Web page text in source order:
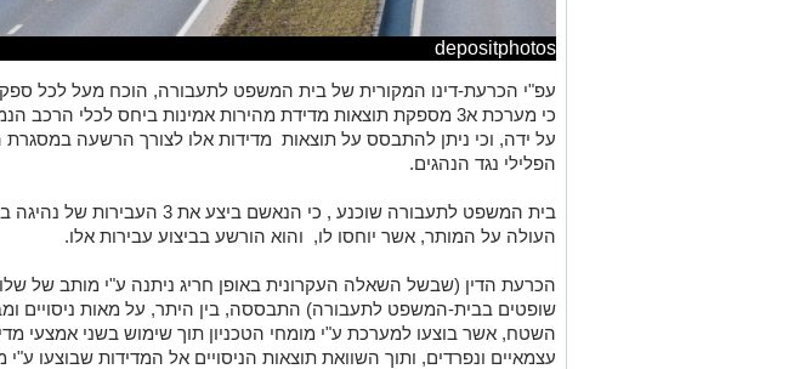
depositphotos
עפ"י הכרעת-דינו המקורית של בית המשפט לתעבורה, הוכח מעל לכל
כי מערכת א3 מספקת תוצאות מדידת מהירות אמינות ביחס לכלי הרכב
על ידה, וכי ניתן להתבסס על תוצאות מדידות אלו לצורך הרשעה במסגרת
הפלילי נגד הנהגים.
בית המשפט לתעבורה שוכנע , כי הנאשם ביצע את 3
העולה על המותר, אשר יוחסו לו, והוא הורשע בביצוע עבירות אלו.
הכרעת הדין (שבשל השאלה העקרונית באופן חריג ניתנה ע"י מותב של
שופטים בבית-המשפט לתעבורה) התבססה, בין היתר, על מאות ניסויים
השטח, אשר בוצעו למערכת ע"י מומחי הטכניון תוך שימוש בשני אמצעי
עצמאיים ונפרדים, ותוך השוואת תוצאות הניסויים אל המדידות שבוצעו